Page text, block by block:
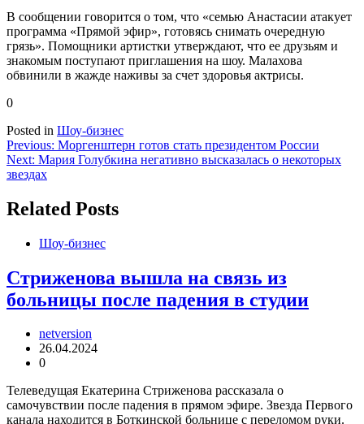
В сообщении говорится о том, что «семью Анастасии атакует
программа «Прямой эфир», готовясь снимать очередную
грязь». Помощники артистки утверждают, что ее друзьям и
знакомым поступают приглашения на шоу. Малахова
обвинили в жажде наживы за счет здоровья актрисы.
0
Posted in Шоу-бизнес
Навигация
по
Previous: Моргенштерн готов стать президентом России
Next: Мария Голубкина негативно высказалась о некоторых
звездах
Related Posts
Шоу-бизнес
Стриженова вышла на связь из
больницы после падения в студии
netversion
26.04.2024
0
Телеведущая Екатерина Стриженова рассказала о
самочувствии после падения в прямом эфире. Звезда Первого
канала находится в Боткинской больнице с переломом руки.